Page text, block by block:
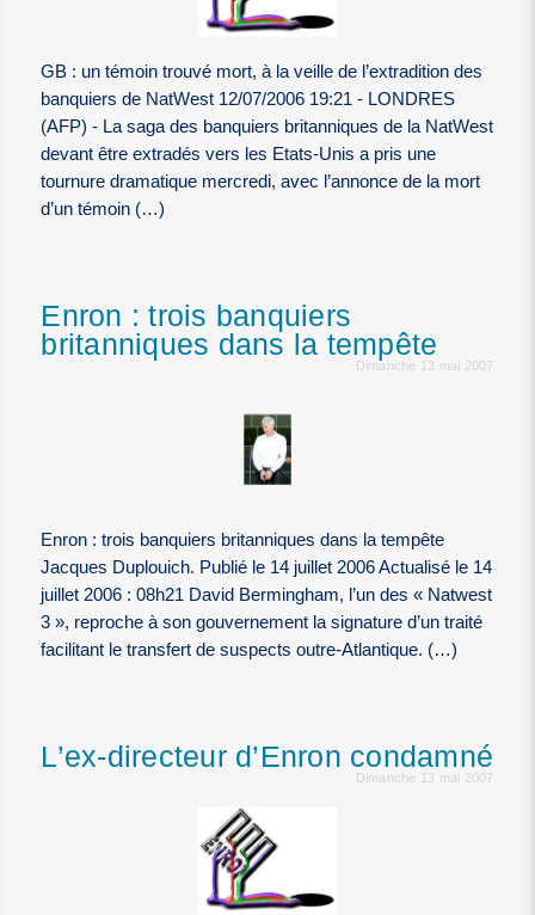
GB : un témoin trouvé mort, à la veille de l’extradition des
banquiers de NatWest 12/07/2006 19:21 - LONDRES
(AFP) - La saga des banquiers britanniques de la NatWest
devant être extradés vers les Etats-Unis a pris une
tournure dramatique mercredi, avec l’annonce de la mort
d’un témoin (…)
Enron : trois banquiers
britanniques dans la tempête
Dimanche 13 mai 2007
Enron : trois banquiers britanniques dans la tempête
Jacques Duplouich. Publié le 14 juillet 2006 Actualisé le 14
juillet 2006 : 08h21 David Bermingham, l’un des « Natwest
3 », reproche à son gouvernement la signature d’un traité
facilitant le transfert de suspects outre-Atlantique. (…)
L’ex-directeur d’Enron condamné
Dimanche 13 mai 2007